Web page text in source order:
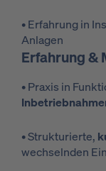
• Erfahrung in
Anlagen
Erfahrung &
• Praxis in
• Strukturierte,
wechselnden